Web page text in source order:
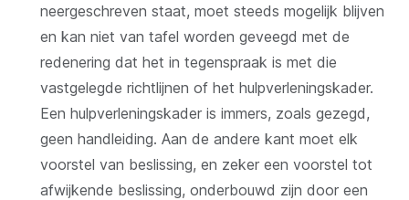
neergeschreven staat, moet steeds mogelijk blijven
en kan niet van tafel worden geveegd met de
redenering dat het in tegenspraak is met die
vastgelegde richtlijnen of het hulpverleningskader.
Een hulpverleningskader is immers, zoals gezegd,
geen handleiding. Aan de andere kant moet elk
voorstel van beslissing, en zeker een voorstel tot
afwijkende beslissing, onderbouwd zijn door een